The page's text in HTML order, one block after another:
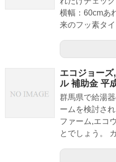
横幅：60cmあ
来のフッ素タ
エコジョー
ル 補助金 平
群馬県で給湯
ームを検討さ
ファーム,エコ
とでしょう。